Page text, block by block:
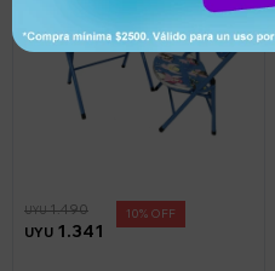
UYU 1.341
UYU1.490 10